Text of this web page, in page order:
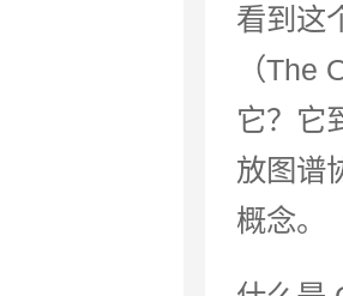
看到这
（The
它？它
放图谱
概念。